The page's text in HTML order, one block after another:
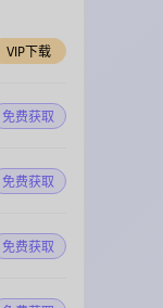
VIP下载
免费获取
免费获取
免费获取